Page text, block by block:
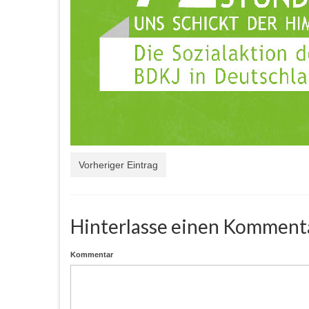
Vorheriger Eintrag
Hinterlasse einen
Kommentar